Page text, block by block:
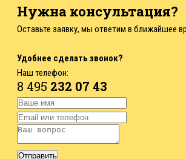
Нужна консультация?
Оставьте заявку, мы ответим в ближайшее
Удобнее сделать звонок?
Наш телефон:
8 495 232 07 43